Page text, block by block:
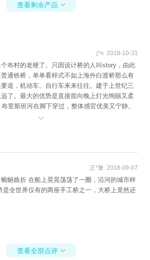
查看剩余产品 
j*n 2018-10-31
布村的老梗了。只因设计桥的人叫story，由此
通铁桥，单单看样式不如上海外白渡桥那么有
道，机动车、自行车来来往往。建于上世纪三
了。最大的优势是直接面向晚上灯光绚丽又柔
里斯班河在脚下穿过，整体感官优美又宁静。
，适合追求刺激的人。其实在桥上观景和拍照不

正*量 2018-09-07
蜒曲折 在船上晃晃荡荡了一圈，沿河的城市样
是全世界仅有的两座手工桥之一，大桥上竟然还
查看全部点评 